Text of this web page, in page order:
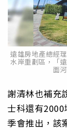
遠雄房地產總經
水岸重劃區，「
面
謝清林也補充
士科還有
季會推出，該